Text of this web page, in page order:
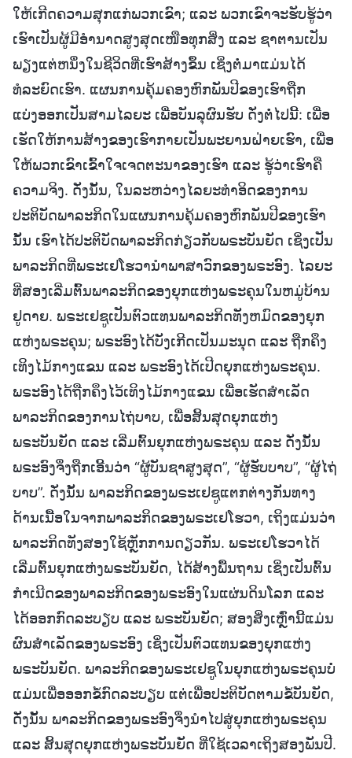
ໃຫ້ເກີດຄວາມສຸກແກ່ພວກເຂົາ; ແລະ ພວກເຂົາຈະຮັບຮູ້ວ່າ
ເຮົາເປັນຜູ້ມີອໍານາດສູງສຸດເໜືອທຸກສິ່ງ ແລະ ຊາຕານເປັນ
ພຽງແຕ່ຫນຶ່ງໃນຊີວິດທີ່ເຮົາສ້າງຂຶ້ນ ເຊິ່ງຕໍ່ມາແມ່ນໄດ້
ທໍລະຍົດເຮົາ. ແຜນການຄຸ້ມຄອງຫົກພັນປີຂອງເຮົາຖືກ
ແບ່ງອອກເປັນສາມໄລຍະ ເພື່ອບັນລຸຜົນຮັບ ດັ່ງຕໍ່ໄປນີ້: ເພື່ອ
ເຮັດໃຫ້ການສ້າງຂອງເຮົາກາຍເປັນພະຍານຝ່າຍເຮົາ, ເພື່ອ
ໃຫ້ພວກເຂົາເຂົ້າໃຈເຈດຕະນາຂອງເຮົາ ແລະ ຮູ້ວ່າເຮົາຄື
ຄວາມຈິງ. ດັ່ງນັ້ນ, ໃນລະຫວ່າງໄລຍະທໍາອິດຂອງການ
ປະຕິບັດພາລະກິດໃນແຜນການຄຸ້ມຄອງຫົກພັນປີຂອງເຮົາ
ນັ້ນ ເຮົາໄດ້ປະຕິບັດພາລະກິດກ່ຽວກັບພຣະບັນຍັດ ເຊິ່ງເປັນ
ພາລະກິດທີ່ພຣະເຢໂຮວານໍາພາສາວົກຂອງພຣະອົງ. ໄລຍະ
ທີ່ສອງເລີ່ມຕົ້ນພາລະກິດຂອງຍຸກແຫ່ງພຣະຄຸນໃນຫມູ່ບ້ານ
ຢູດາຍ. ພຣະເຢຊູເປັນຕົວແທນພາລະກິດທັງຫມົດຂອງຍຸກ
ແຫ່ງພຣະຄຸນ; ພຣະອົງໄດ້ບັງເກີດເປັນມະນຸດ ແລະ ຖືກຄຶງ
ເທິງໄມ້ກາງແຂນ ແລະ ພຣະອົງໄດ້ເປີດຍຸກແຫ່ງພຣະຄຸນ.
ພຣະອົງໄດ້ຖືກຄຶງໄວ້ເທິງໄມ້ກາງແຂນ ເພື່ອເຮັດສໍາເລັດ
ພາລະກິດຂອງການໄຖ່ບາບ, ເພື່ອສິ້ນສຸດຍຸກແຫ່ງ
ພຣະບັນຍັດ ແລະ ເລີ່ມຕົ້ນຍຸກແຫ່ງພຣະຄຸນ ແລະ ດັ່ງນັ້ນ
ພຣະອົງຈຶ່ງຖືກເອີ້ນວ່າ “ຜູ້ບັນຊາສູງສຸດ”, “ຜູ້ຮັບບາບ”, “ຜູ້ໄຖ່
ບາບ”. ດັ່ງນັ້ນ ພາລະກິດຂອງພຣະເຢຊູແຕກຕ່າງກັນທາງ
ດ້ານເນື້ອໃນຈາກພາລະກິດຂອງພຣະເຢໂຮວາ, ເຖິງແມ່ນວ່າ
ພາລະກິດທັງສອງໃຊ້ຫຼັກການດຽວກັນ. ພຣະເຢໂຮວາໄດ້
ເລີ່ມຕົ້ນຍຸກແຫ່ງພຣະບັນຍັດ, ໄດ້ສ້າງພື້ນຖານ ເຊິ່ງເປັນຕົ້ນ
ກໍາເນີດຂອງພາລະກິດຂອງພຣະອົງໃນແຜ່ນດິນໂລກ ແລະ
ໄດ້ອອກກົດລະບຽບ ແລະ ພຣະບັນຍັດ; ສອງສິ່ງເຫຼົ່ານີ້ແມ່ນ
ຜົນສຳເລັດຂອງພຣະອົງ ເຊິ່ງເປັນຕົວແທນຂອງຍຸກແຫ່ງ
ພຣະບັນຍັດ. ພາລະກິດຂອງພຣະເຢຊູໃນຍຸກແຫ່ງພຣະຄຸນບໍ່
ແມ່ນເພື່ອອອກຂໍ້ກົດລະບຽບ ແຕ່ເພື່ອປະຕິບັດຕາມຂໍ້ບັນຍັດ,
ດັ່ງນັ້ນ ພາລະກິດຂອງພຣະອົງຈຶ່ງນຳໄປສູ່ຍຸກແຫ່ງພຣະຄຸນ
ແລະ ສິ້ນສຸດຍຸກແຫ່ງພຣະບັນຍັດ ທີ່ໃຊ້ເວລາເຖິງສອງພັນປີ.